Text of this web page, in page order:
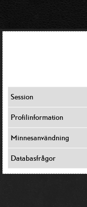
Session
Profilinformation
Minnesanvändning
Databasfrågor